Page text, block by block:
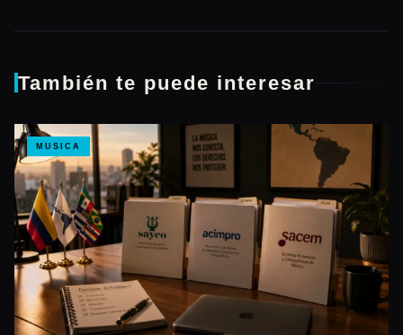
También te puede interesar
MUSICA